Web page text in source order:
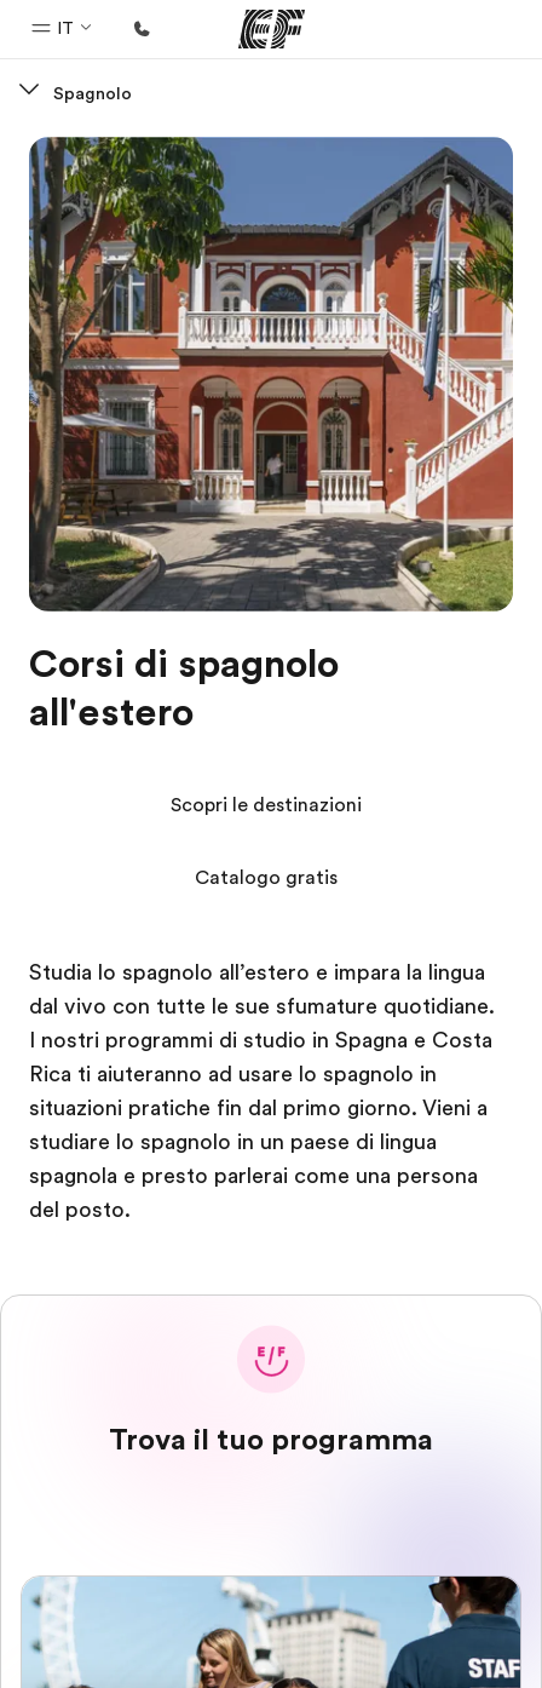
IT
Benvenuto alla EF
Programmi
Vedi la nostra offerta
Uffici
Trova l'ufficio più vicino
Chi siamo
La nostra organizzazione
Carriera
Lavora con noi
Spagnolo
Corsi di spagnolo
all'estero
Studia lo spagnolo all’estero e impara la lingua
dal vivo con tutte le sue sfumature quotidiane.
I nostri programmi di studio in Spagna e Costa
Rica ti aiuteranno ad usare lo spagnolo in
situazioni pratiche fin dal primo giorno. Vieni a
studiare lo spagnolo in un paese di lingua
spagnola e presto parlerai come una persona
del posto.
Scopri le destinazioni
Catalogo gratis
Trova il tuo programma